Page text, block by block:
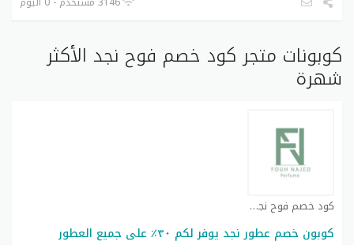
كوبونات متجر كود خصم فوح نجد الأكثر
شهرة
كود خصم فوح نجد كوبون
كوبون خصم عطور نجد يوفر لكم ٣٠٪ على جميع العطور